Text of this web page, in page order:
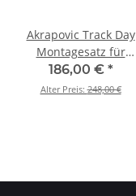
Akrapovic Track Day
Montagesatz für
Yamaha R1 - BJ. 2015 >
2026 (P-MBY10E2)
186,00 € *
Alter Preis:248,00 €